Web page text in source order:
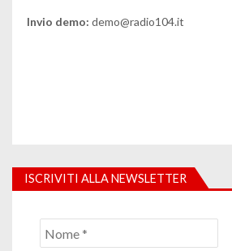
Invio demo: demo@radio104.it
ISCRIVITI ALLA NEWSLETTER